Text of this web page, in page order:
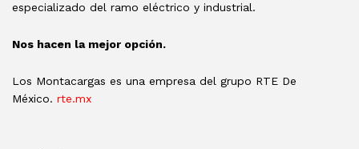
especializado del ramo eléctrico y industrial.
Nos hacen la mejor opción.
Los Montacargas es una empresa del grupo RTE De
México. rte.mx